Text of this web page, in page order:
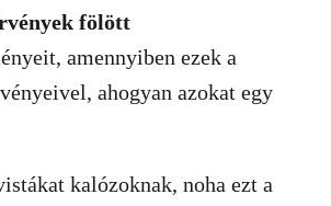
fölött
amennyiben ezek a
ahogyan azokat egy
kalózoknak, noha ezt a